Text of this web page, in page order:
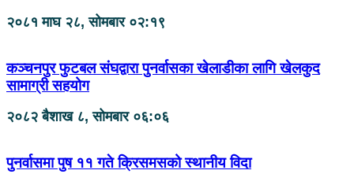
२०८१ माघ २८, सोमबार ०२:१९
कञ्चनपुर फुटबल संघद्वारा पुनर्वासका खेलाडीका लागि खेलकुद
सामाग्री सहयोग
२०८२ बैशाख ८, सोमबार ०६:०६
पुनर्वासमा पुष ११ गते क्रिसमसको स्थानीय विदा